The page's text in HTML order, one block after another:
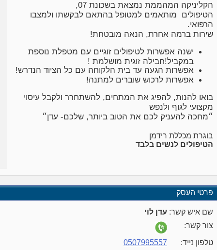
הקליניקה המהממת נמצאת בשכונת 07,
הטיפולים מותאמים למטופל בהתאם לבקשתו ולמצבו
הרפואי.
שירות ברמה אחרת, הנאה מובטחת!
ישנה אפשרות לטיפולים זוגיים עם מטפלת נוספת
במקביל!חבילה זוגית מושלמת !
אפשרות הגעה עד בית הלקוחה עם כל הציוד הנדרש!
אפשרות לרכוש שוברים למתנה!
בואו להנות, להפיג את המתחים, להשתחרר ולקבל עיסוי
מקצועי לגוף ולנפש
״מחכה להעניק לכם את הטוב ביותר, שלכם- עדן״
בוגרת מכללת רידמן
הטיפולים לנשים בלבד
פרטי העסק
שם איש קשר: עדן לוי
צור קשר:
טלפון נייד:
0507995557